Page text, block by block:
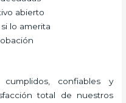
abierto
lo amerita
confiables y
total de nuestros